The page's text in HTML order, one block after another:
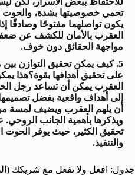
تحمي خصوصيتها بشدة، والحوت
يكون تواصلهما مفتوحًا وصادقًا
العقرب بالأمان للكشف عن
مواجهة الحقائق دون خوف.
كيف يمكن تحقيق التوازن
على تحقيق أهدافها بقوة؟هذا
العقرب يمكن أن تساعد رجل
إلى أهداف واقعية بفضل
أن يلهم العقرب ويضيف لمسة من
ويذكرها بأهمية الجانب الروحي.
تحقيق الكثير، حيث يوفر الحوت
والتنفيذ.
جدول: افعل ولا تفعل مع شريكك